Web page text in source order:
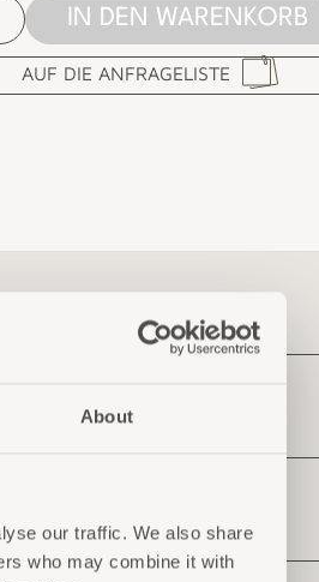
About
our traffic. We also share
who may combine it with
IN DEN WARENKORB
AUF DIE ANFRAGELISTE